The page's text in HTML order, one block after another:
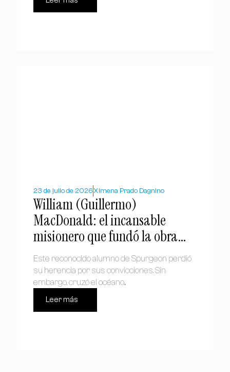
23 de julio de 2026 Ximena Prado Dagnino
William (Guillermo)
MacDonald: el incansable
misionero que fundó la obra
bautista en Chile
Este reconocido alumno de Spurgeon perdió
su herencia por sus convicciones. Sin
embargo, cruzó el océano...
Leer más